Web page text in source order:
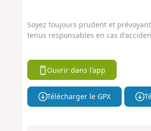
Soyez toujours prudent et
tenus responsables en cas
Ouvrir dans l'app
Télécharger le GPX